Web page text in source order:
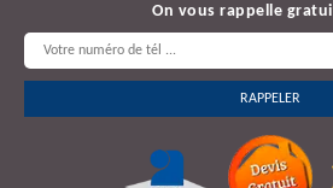
On vous rappelle